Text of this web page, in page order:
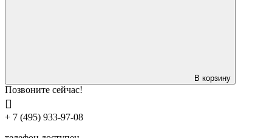
В корзину
Позвоните сейчас!
+ 7 (495) 933-97-08